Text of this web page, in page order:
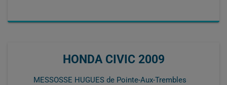
HONDA CIVIC 2009
MESSOSSE HUGUES de Pointe-Aux-Trembles